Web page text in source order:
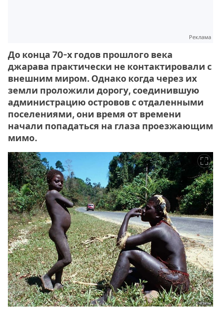
Реклама
До конца 70-х годов прошлого века
джарава практически не контактировали с
внешним миром. Однако когда через их
земли проложили дорогу, соединившую
администрацию островов с отдаленными
поселениями, они время от времени
начали попадаться на глаза проезжающим
мимо.